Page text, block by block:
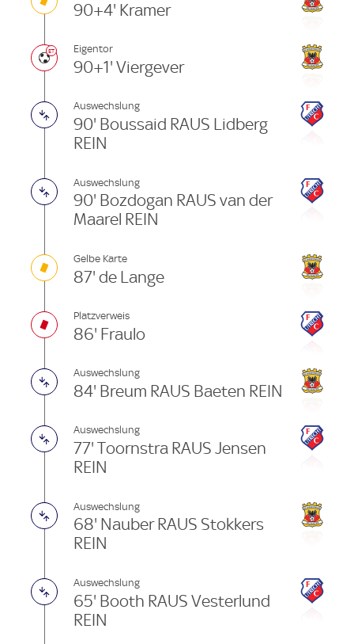
90+4' Kramer
Eigentor
90+1' Viergever
Auswechslung
90' Boussaid RAUS Lidberg
REIN
Auswechslung
90' Bozdogan RAUS van der
Maarel REIN
Gelbe Karte
87' de Lange
Platzverweis
86' Fraulo
Auswechslung
84' Breum RAUS Baeten REIN
Auswechslung
77' Toornstra RAUS Jensen
REIN
Auswechslung
68' Nauber RAUS Stokkers
REIN
Auswechslung
65' Booth RAUS Vesterlund
REIN